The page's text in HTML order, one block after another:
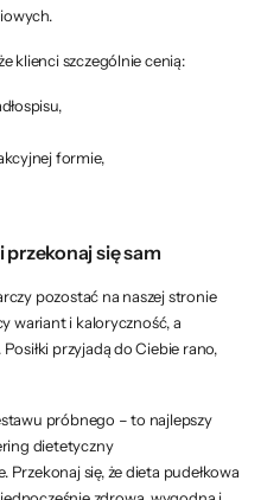
klienci szczególnie cenią:
formie,
się sam
pozostać na naszej stronie
wariant i kaloryczność, a
przyjadą do Ciebie rano,
próbnego – to najlepszy
dietetyczny
się, że dieta pudełkowa